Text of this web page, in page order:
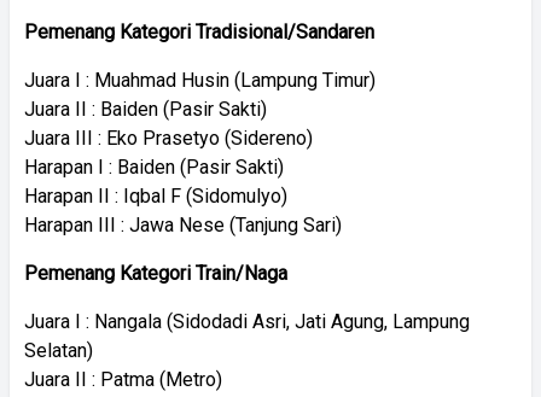
Pemenang Kategori Tradisional/Sandaren
Juara I : Muahmad Husin (Lampung Timur)
Juara II : Baiden (Pasir Sakti)
Juara III : Eko Prasetyo (Sidereno)
Harapan I : Baiden (Pasir Sakti)
Harapan II : Iqbal F (Sidomulyo)
Harapan III : Jawa Nese (Tanjung Sari)
Pemenang Kategori Train/Naga
Juara I : Nangala (Sidodadi Asri, Jati Agung, Lampung
Selatan)
Juara II : Patma (Metro)